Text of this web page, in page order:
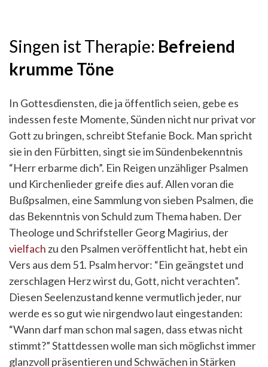
Singen ist Therapie: Befreiend
krumme Töne
In Gottesdiensten, die ja öffentlich seien, gebe es
indessen feste Momente, Sünden nicht nur privat vor
Gott zu bringen, schreibt Stefanie Bock. Man spricht
sie in den Fürbitten, singt sie im Sündenbekenntnis
“Herr erbarme dich”. Ein Reigen unzähliger Psalmen
und Kirchenlieder greife dies auf. Allen voran die
Bußpsalmen, eine Sammlung von sieben Psalmen, die
das Bekenntnis von Schuld zum Thema haben. Der
Theologe und Schrifsteller Georg Magirius, der
vielfach zu den Psalmen veröffentlicht hat, hebt ein
Vers aus dem 51. Psalm hervor: “Ein geängstet und
zerschlagen Herz wirst du, Gott, nicht verachten”.
Diesen Seelenzustand kenne vermutlich jeder, nur
werde es so gut wie nirgendwo laut eingestanden:
“Wann darf man schon mal sagen, dass etwas nicht
stimmt?” Stattdessen wolle man sich möglichst immer
glanzvoll präsentieren und Schwächen in Stärken